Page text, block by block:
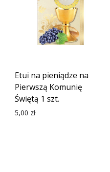
Etui na pieniądze na
Pierwszą Komunię
Świętą 1 szt.
5,00 zł